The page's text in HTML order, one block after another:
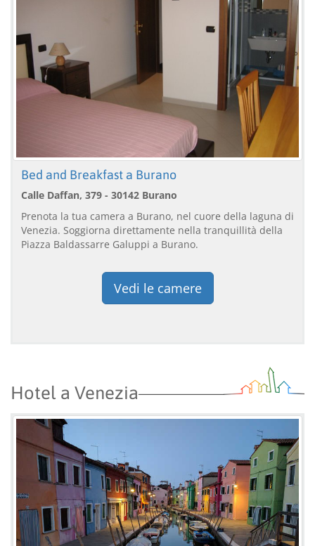
Bed and Breakfast a Burano
Calle Daffan, 379 - 30142 Burano
Prenota la tua camera a Burano, nel cuore della laguna di
Venezia. Soggiorna direttamente nella tranquillità della
Piazza Baldassarre Galuppi a Burano.
Vedi le camere
Hotel a Venezia